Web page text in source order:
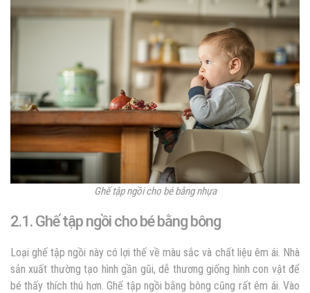
Ghế tập ngồi cho bé bằng nhựa
2.1. Ghế tập ngồi cho bé bằng bông
Loại ghế tập ngồi này có lợi thế về màu sắc và chất liệu êm ái. Nhà
sản xuất thường tạo hình gần gũi, dễ thương giống hình con vật để
bé thấy thích thú hơn. Ghế tập ngồi bằng bông cũng rất êm ái. Vào